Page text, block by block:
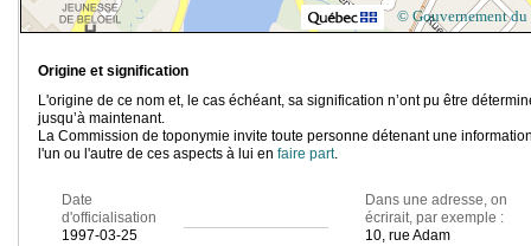
© Gouvernement du
Origine et signification
L'origine de ce nom et, le cas échéant, sa signification n’ont pu être
jusqu’à maintenant.
La Commission de toponymie invite toute personne détenant une
l'un ou l'autre de ces aspects à lui en faire part.
Date
d'officialisation
1997-03-25
Dans une adresse, on
écrirait, par exemple :
10, rue Adam